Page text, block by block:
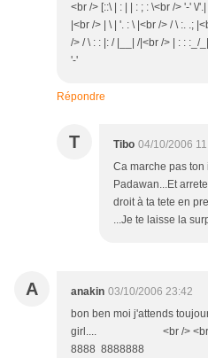
<br /> [::\ | : | | : ; : \<br /> '-' \/
|<br /> | \ | '. : \ |<br /> / \ :. .;
/> / \ : : |: / |__| /|<br /> | : : :_/
'-'
Répondre
T Tibo 04/10/2006
Ca marche pas
Padawan...Et
droit à ta tete en
...Je te laisse la
A anakin 03/10/2006 23:42
bon ben moi j'attends
girl.... <br />
8888 8888888